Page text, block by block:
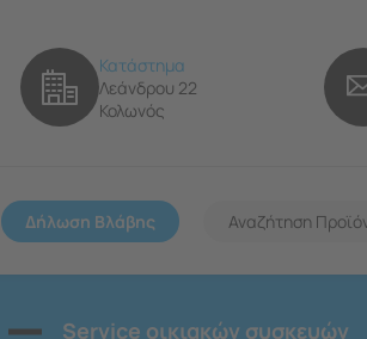
Κατάστημα
Λεάνδρου 22
Κολωνός
Δήλωση Βλάβης
Service οικιακών συσκευών